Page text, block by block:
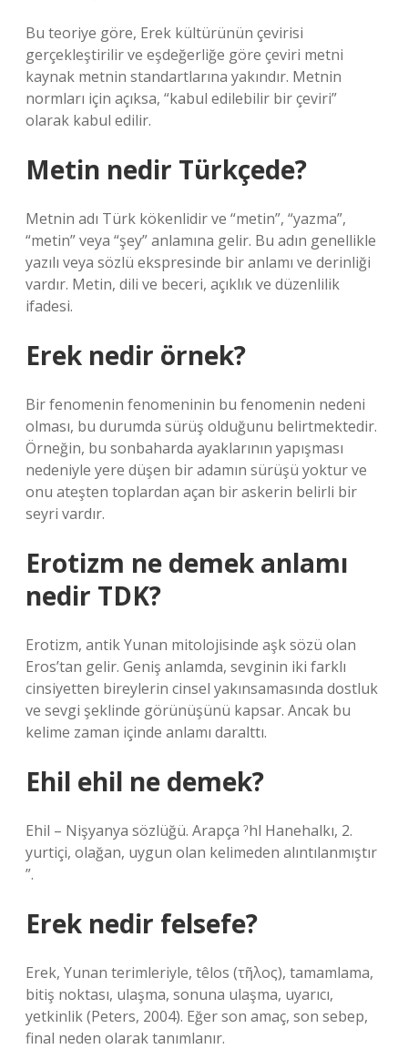
Bu teoriye göre, Erek kültürünün çevirisi
gerçekleştirilir ve eşdeğerliğe göre çeviri metni
kaynak metnin standartlarına yakındır. Metnin
normları için açıksa, “kabul edilebilir bir çeviri”
olarak kabul edilir.
Metin nedir Türkçede?
Metnin adı Türk kökenlidir ve “metin”, “yazma”,
“metin” veya “şey” anlamına gelir. Bu adın genellikle
yazılı veya sözlü ekspresinde bir anlamı ve derinliği
vardır. Metin, dili ve beceri, açıklık ve düzenlilik
ifadesi.
Erek nedir örnek?
Bir fenomenin fenomeninin bu fenomenin nedeni
olması, bu durumda sürüş olduğunu belirtmektedir.
Örneğin, bu sonbaharda ayaklarının yapışması
nedeniyle yere düşen bir adamın sürüşü yoktur ve
onu ateşten toplardan açan bir askerin belirli bir
seyri vardır.
Erotizm ne demek anlamı
nedir TDK?
Erotizm, antik Yunan mitolojisinde aşk sözü olan
Eros’tan gelir. Geniş anlamda, sevginin iki farklı
cinsiyetten bireylerin cinsel yakınsamasında dostluk
ve sevgi şeklinde görünüşünü kapsar. Ancak bu
kelime zaman içinde anlamı daralttı.
Ehil ehil ne demek?
Ehil – Nişyanya sözlüğü. Arapça ˀhl Hanehalkı, 2.
yurtiçi, olağan, uygun olan kelimeden alıntılanmıştır
”.
Erek nedir felsefe?
Erek, Yunan terimleriyle, têlos (τῆλος), tamamlama,
bitiş noktası, ulaşma, sonuna ulaşma, uyarıcı,
yetkinlik (Peters, 2004). Eğer son amaç, son sebep,
final neden olarak tanımlanır.